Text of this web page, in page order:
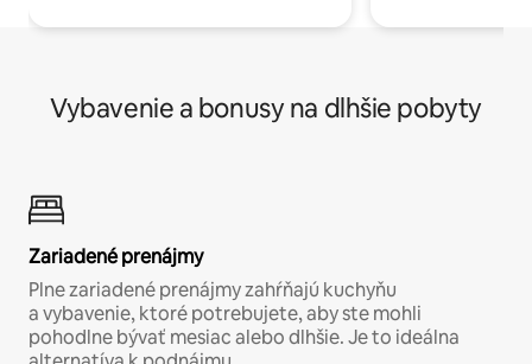
Vybavenie a bonusy na dlhšie pobyty
Zariadené prenájmy
Plne zariadené prenájmy zahŕňajú kuchyňu
a vybavenie, ktoré potrebujete, aby ste mohli
pohodlne bývať mesiac alebo dlhšie. Je to ideálna